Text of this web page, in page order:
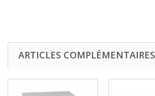
ARTICLES COMPLÉMENTAIRES